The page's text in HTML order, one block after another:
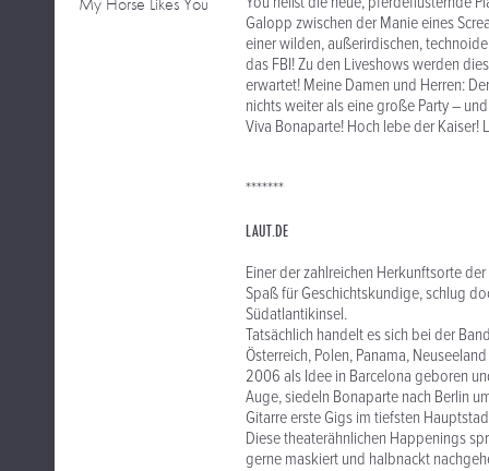
Galopp zwischen der Manie eines
einer wilden, außerirdischen,
das FBI! Zu den Liveshows werden
erwartet! Meine Damen und Herren:
nichts weiter als eine große Party –
Viva Bonaparte! Hoch lebe der Kaiser!
*******
LAUT.DE
Einer der zahlreichen Herkunftsorte
Spaß für Geschichtskundige, schlug
Südatlantikinsel.
Tatsächlich handelt es sich bei der
Österreich, Polen, Panama,
2006 als Idee in Barcelona geboren
Auge, siedeln Bonaparte nach Berlin
Gitarre erste Gigs im tiefsten
Diese theaterähnlichen Happenings
gerne maskiert und halbnackt